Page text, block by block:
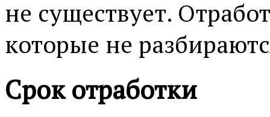
не существует.
которые не
Срок отработки